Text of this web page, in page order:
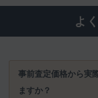
よ
事前査定価格から実
ますか？